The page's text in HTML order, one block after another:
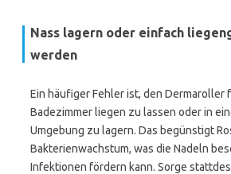
Nass lagern oder einfach
werden
Ein häufiger Fehler ist, den Dermaroller
Badezimmer liegen zu lassen oder in
Umgebung zu lagern. Das begünstigt
Bakterienwachstum, was die Nadeln
Infektionen fördern kann. Sorge